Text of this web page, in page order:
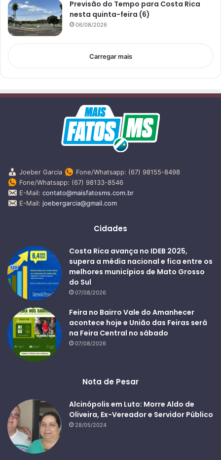
Previsão do Tempo para Costa Rica
nesta quinta-feira (6)
06/08/2026
Carregar mais
Joeber Garcia
Fone/Whatsapp: (67) 98155-8498
Fone/Whatsapp: (67) 98133-8546
E-Mail: contato@maisfatosms.com.br
E-Mail: joebergarcia@gmail.com
Cidades
Costa Rica avança no IDEB 2025,
supera a média nacional e fica entre os
melhores municípios de Mato Grosso
do Sul
07/08/2026
Feira no Bairro Vale do Amanhecer
acontece hoje e União das Feiras será
na Feira Central no sábado
07/08/2026
Nota de Pesar
Alcinópolis em Luto: Morre Aldo de
Oliveira, Ex-Vereador e Servidor Público
28/05/2024